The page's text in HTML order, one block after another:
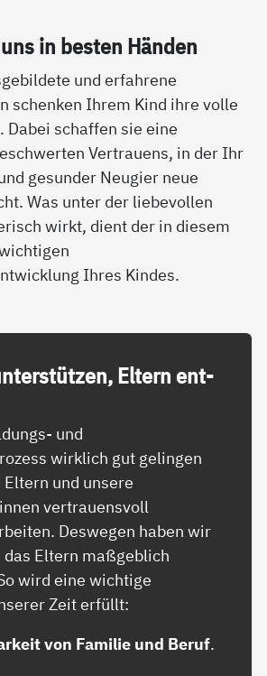
in bes­ten Hän­den
und erfahrene
schenken Ihrem Kind ihre volle
schaffen sie eine
Vertrauens, in der Ihr
gesunder Neugier neue
Was unter der liebevollen
wirkt, dient der in diesem
Ihres Kindes.
El­tern ent­
und
wirklich gut gelingen
und unsere
vertrauensvoll
Deswegen haben wir
das Eltern maßgeblich
wird eine wichtige
Zeit erfüllt:
von Familie und Beruf.